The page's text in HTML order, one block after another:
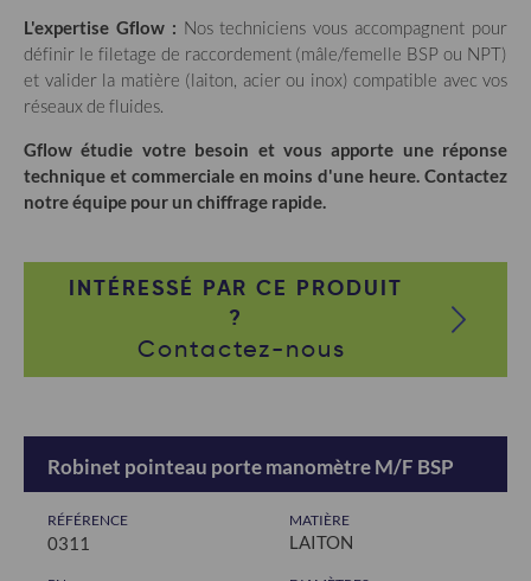
L'expertise Gflow : Nos techniciens vous accompagnent pour
définir le filetage de raccordement (mâle/femelle BSP ou NPT)
et valider la matière (laiton, acier ou inox) compatible avec vos
réseaux de fluides.
Gflow étudie votre besoin et vous apporte une réponse
technique et commerciale en moins d'une heure. Contactez
notre équipe pour un chiffrage rapide.
INTÉRESSÉ PAR CE PRODUIT
?
Contactez-nous
Robinet pointeau porte manomètre M/F BSP
RÉFÉRENCE
0311
MATIÈRE
LAITON